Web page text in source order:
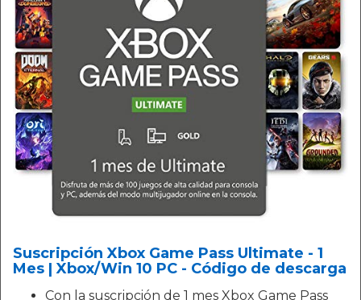
Suscripción Xbox Game Pass Ultimate - 1
Mes | Xbox/Win 10 PC - Código de descarga
Con la suscripción de 1 mes Xbox Game Pass